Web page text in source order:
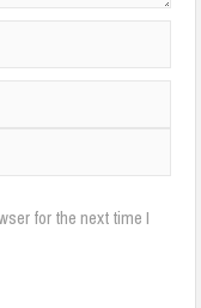
for the next time I